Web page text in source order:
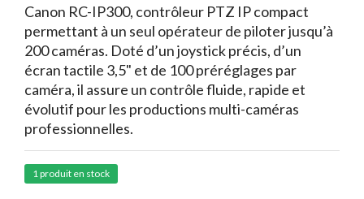
Canon RC-IP300, contrôleur PTZ IP compact
permettant à un seul opérateur de piloter jusqu’à
200 caméras. Doté d’un joystick précis, d’un
écran tactile 3,5" et de 100 préréglages par
caméra, il assure un contrôle fluide, rapide et
évolutif pour les productions multi-caméras
professionnelles.
1 produit en stock